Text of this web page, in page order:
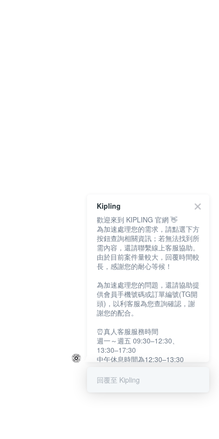
Kipling
歡迎來到 KIPLING 官網 👋
為加速處理您的需求，請點選下方
按鈕查詢相關資訊；若無法找到所
需內容，還請聯繫線上客服協助。
由於目前案件量較大，回覆時間較
長，感謝您的耐心等候！
為加速處理您的問題，還請協助提
供會員手機號碼或訂單編號(TG開
頭)，以利客服為您查詢確認，謝
謝您的配合。
⏰真人客服服務時間
週一～週五 09:30–12:30、
13:30–17:30
中午休息時間為12:30–13:30
提醒您：系統會自動已讀訊息，如
回覆至 Kipling